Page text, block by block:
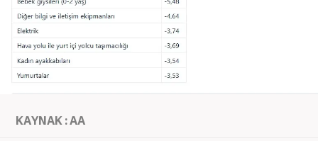
KAYNAK : AA